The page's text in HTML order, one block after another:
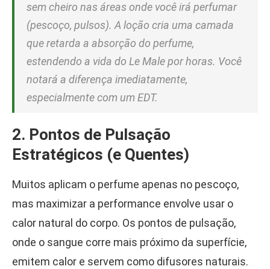
sem cheiro nas áreas onde você irá perfumar
(pescoço, pulsos). A loção cria uma camada
que retarda a absorção do perfume,
estendendo a vida do Le Male por horas. Você
notará a diferença imediatamente,
especialmente com um EDT.
2. Pontos de Pulsação
Estratégicos (e Quentes)
Muitos aplicam o perfume apenas no pescoço,
mas maximizar a performance envolve usar o
calor natural do corpo. Os pontos de pulsação,
onde o sangue corre mais próximo da superfície,
emitem calor e servem como difusores naturais.